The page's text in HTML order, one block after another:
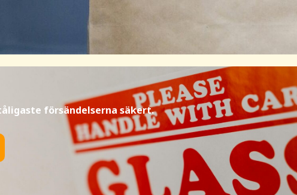
försändelserna säkert.